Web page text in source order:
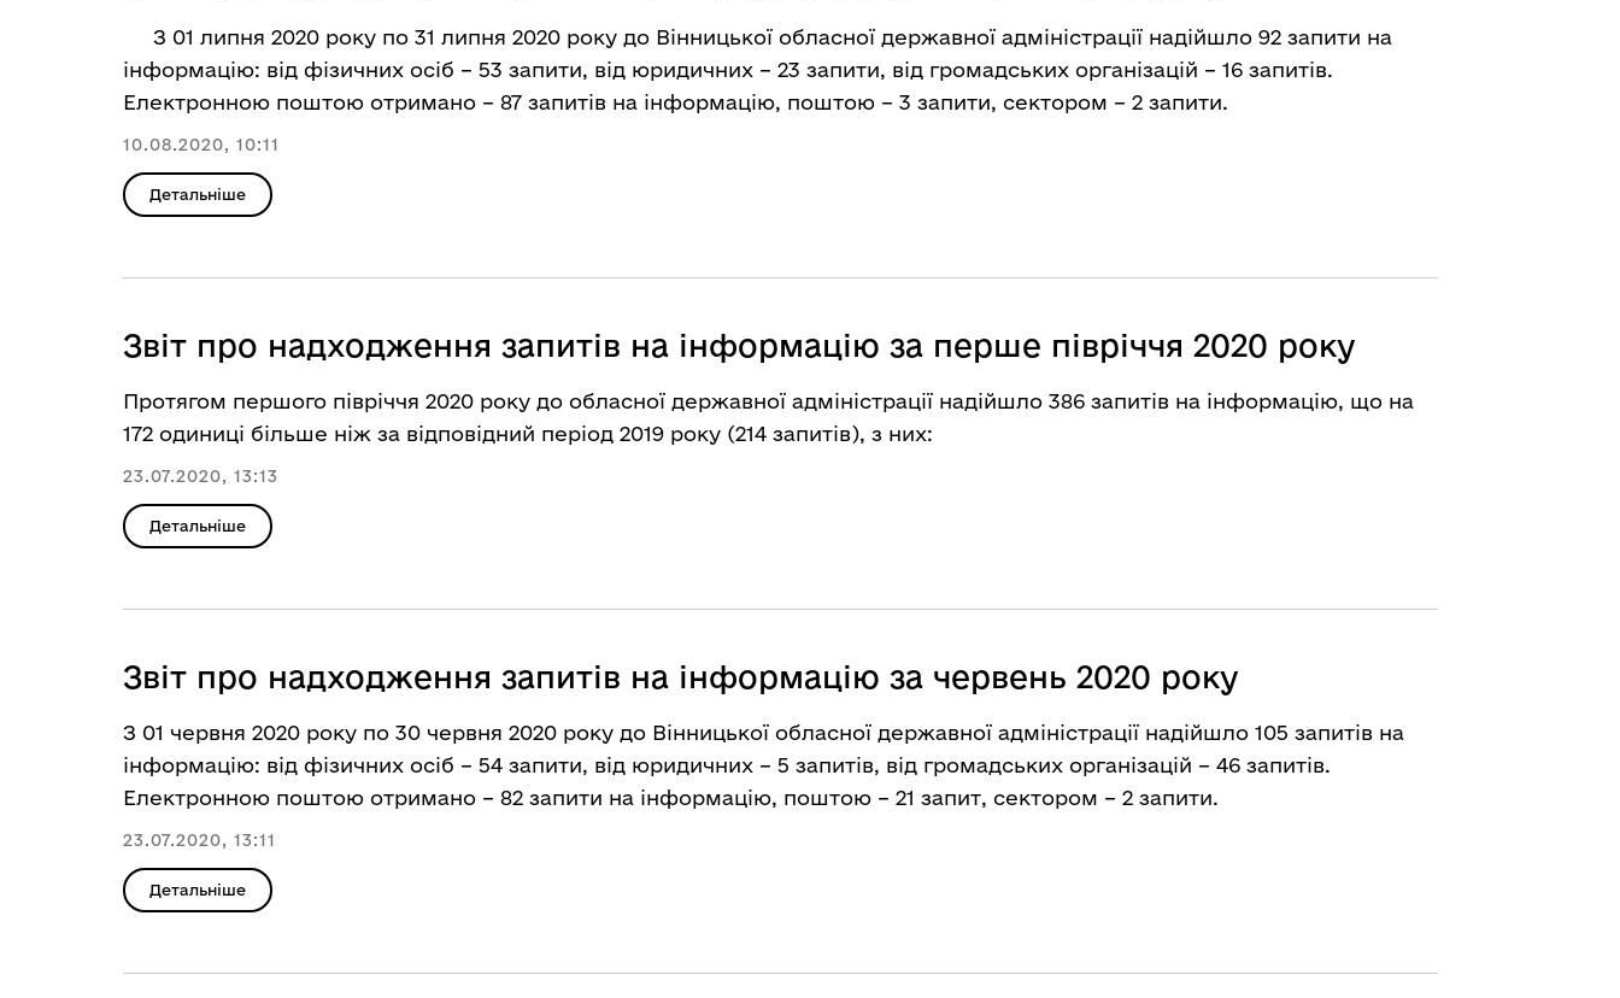
З 01 липня 2020 року по 31 липня 2020 року до Вінницької обласної державної адміністрації надійшло 92 запити на
інформацію: від фізичних осіб – 53 запити, від юридичних – 23 запити, від громадських організацій – 16 запитів.
Електронною поштою отримано – 87 запитів на інформацію, поштою – 3 запити, сектором – 2 запити.
10.08.2020, 10:11
Детальніше
Звіт про надходження запитів на інформацію за перше півріччя 2020 року
Протягом першого півріччя 2020 року до обласної державної адміністрації надійшло 386 запитів на інформацію, що на
172 одиниці більше ніж за відповідний період 2019 року (214 запитів), з них:
23.07.2020, 13:13
Детальніше
Звіт про надходження запитів на інформацію за червень 2020 року
З 01 червня 2020 року по 30 червня 2020 року до Вінницької обласної державної адміністрації надійшло 105 запитів на
інформацію: від фізичних осіб – 54 запити, від юридичних – 5 запитів, від громадських організацій – 46 запитів.
Електронною поштою отримано – 82 запити на інформацію, поштою – 21 запит, сектором – 2 запити.
23.07.2020, 13:11
Детальніше